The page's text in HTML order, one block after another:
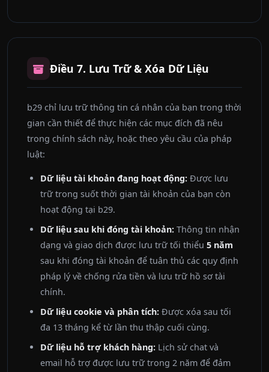
Điều 7. Lưu Trữ & Xóa Dữ Liệu
b29 chỉ lưu trữ thông tin cá nhân của bạn trong thời
gian cần thiết để thực hiện các mục đích đã nêu
trong chính sách này, hoặc theo yêu cầu của pháp
luật:
Dữ liệu tài khoản đang hoạt động: Được lưu
trữ trong suốt thời gian tài khoản của bạn còn
hoạt động tại b29.
Dữ liệu sau khi đóng tài khoản: Thông tin nhận
dạng và giao dịch được lưu trữ tối thiểu5 năm
sau khi đóng tài khoản để tuân thủ các quy định
pháp lý về chống rửa tiền và lưu trữ hồ sơ tài
chính.
Dữ liệu cookie và phân tích: Được xóa sau tối
đa 13 tháng kể từ lần thu thập cuối cùng.
Dữ liệu hỗ trợ khách hàng: Lịch sử chat và
email hỗ trợ được lưu trữ trong 2 năm để đảm